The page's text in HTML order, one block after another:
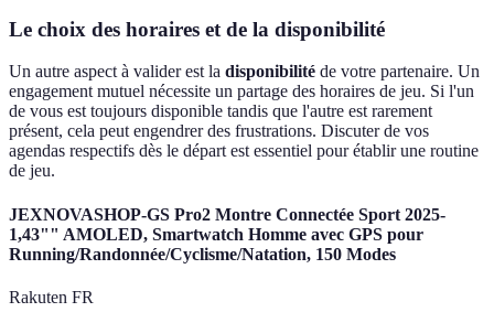
Le choix des horaires et de la disponibilité
Un autre aspect à valider est la disponibilité de votre partenaire. Un
engagement mutuel nécessite un partage des horaires de jeu. Si l'un
de vous est toujours disponible tandis que l'autre est rarement
présent, cela peut engendrer des frustrations. Discuter de vos
agendas respectifs dès le départ est essentiel pour établir une routine
de jeu.
JEXNOVASHOP-GS Pro2 Montre Connectée Sport 2025-
1,43"" AMOLED, Smartwatch Homme avec GPS pour
Running/Randonnée/Cyclisme/Natation, 150 Modes
Rakuten FR